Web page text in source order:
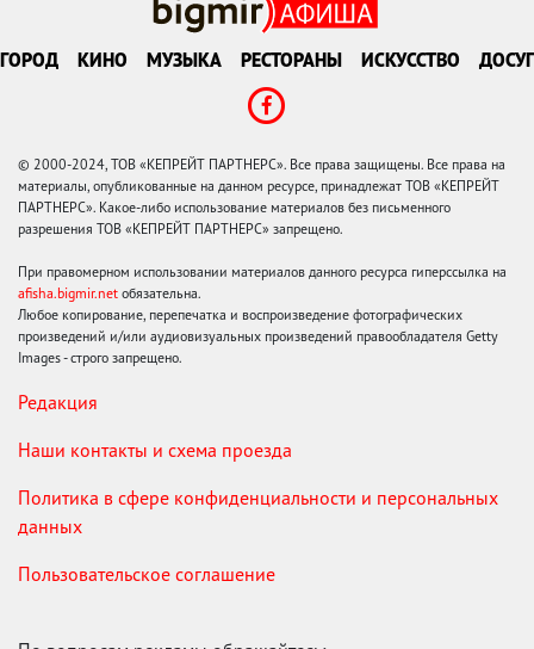
ГОРОД КИНО МУЗЫКА РЕСТОРАНЫ ИСКУССТВО ДОСУГ
© 2000-2024, ТОВ «КЕПРЕЙТ ПАРТНЕРС». Все права защищены. Все права на
материалы, опубликованные на данном ресурсе, принадлежат ТОВ «КЕПРЕЙТ
ПАРТНЕРС». Какое-либо использование материалов без письменного
разрешения ТОВ «КЕПРЕЙТ ПАРТНЕРС» запрещено.
При правомерном использовании материалов данного ресурса гиперссылка на
afisha.bigmir.net обязательна.
Любое копирование, перепечатка и воспроизведение фотографических
произведений и/или аудиовизуальных произведений правообладателя Getty
Images - строго запрещено.
Редакция
Наши контакты и схема проезда
Политика в сфере конфиденциальности и персональных
данных
Пользовательское соглашение